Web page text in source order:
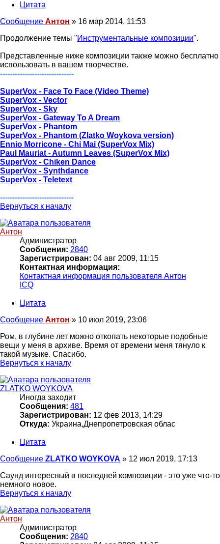
Цитата
Сообщение Антон » 16 мар 2014, 11:53
Продолжение темы "Инструментальные композиции".
Представленные ниже композиции также можно бесплатно
использовать в вашем творчестве.
------------------------------
SuperVox - Face To Face (Video Theme)
SuperVox - Vector
SuperVox - Sky
SuperVox - Gateway To A Dream
SuperVox - Phantom
SuperVox - Phantom (Zlatko Woykova version)
Ennio Morricone - Chi Mai (SuperVox Mix)
Paul Mauriat - Autumn Leaves (SuperVox Mix)
SuperVox - Chiken Dance
SuperVox - Synthdance
SuperVox - Teletext
------------------------------
Вернуться к началу
Антон
Администратор
Сообщения: 2840
Зарегистрирован: 04 авг 2009, 11:15
Контактная информация:
Контактная информация пользователя Антон
ICQ
Цитата
Сообщение Антон » 10 июл 2019, 23:06
Ром, в глубине лет можно откопать некоторые подобные
вещи у меня в архиве. Время от времени меня тянуло к
такой музыке. Спасибо.
Вернуться к началу
ZLATKO WOYKOVA
Иногда заходит
Сообщения: 481
Зарегистрирован: 12 фев 2013, 14:29
Откуда: Украина,Днепропетровская облас
Цитата
Сообщение ZLATKO WOYKOVA » 12 июл 2019, 17:13
Саунд интересный в последней композиции - это уже что-то
немного новое.
Вернуться к началу
Антон
Администратор
Сообщения: 2840